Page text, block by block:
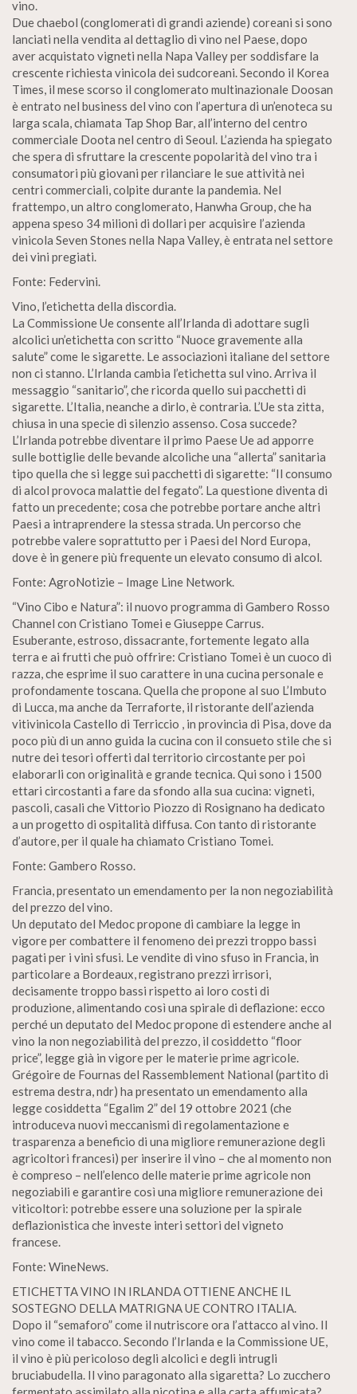
vino.
Due chaebol (conglomerati di grandi aziende) coreani si sono
lanciati nella vendita al dettaglio di vino nel Paese, dopo
aver acquistato vigneti nella Napa Valley per soddisfare la
crescente richiesta vinicola dei sudcoreani. Secondo il Korea
Times, il mese scorso il conglomerato multinazionale Doosan
è entrato nel business del vino con l’apertura di un’enoteca su
larga scala, chiamata Tap Shop Bar, all’interno del centro
commerciale Doota nel centro di Seoul. L’azienda ha spiegato
che spera di sfruttare la crescente popolarità del vino tra i
consumatori più giovani per rilanciare le sue attività nei
centri commerciali, colpite durante la pandemia. Nel
frattempo, un altro conglomerato, Hanwha Group, che ha
appena speso 34 milioni di dollari per acquisire l’azienda
vinicola Seven Stones nella Napa Valley, è entrata nel settore
dei vini pregiati.
Fonte: Federvini.
Vino, l’etichetta della discordia.
La Commissione Ue consente all’Irlanda di adottare sugli
alcolici un’etichetta con scritto “Nuoce gravemente alla
salute” come le sigarette. Le associazioni italiane del settore
non ci stanno. L’Irlanda cambia l’etichetta sul vino. Arriva il
messaggio “sanitario”, che ricorda quello sui pacchetti di
sigarette. L’Italia, neanche a dirlo, è contraria. L’Ue sta zitta,
chiusa in una specie di silenzio assenso. Cosa succede?
L’Irlanda potrebbe diventare il primo Paese Ue ad apporre
sulle bottiglie delle bevande alcoliche una “allerta” sanitaria
tipo quella che si legge sui pacchetti di sigarette: “Il consumo
di alcol provoca malattie del fegato”. La questione diventa di
fatto un precedente; cosa che potrebbe portare anche altri
Paesi a intraprendere la stessa strada. Un percorso che
potrebbe valere soprattutto per i Paesi del Nord Europa,
dove è in genere più frequente un elevato consumo di alcol.
Fonte: AgroNotizie – Image Line Network.
“Vino Cibo e Natura”: il nuovo programma di Gambero Rosso
Channel con Cristiano Tomei e Giuseppe Carrus.
Esuberante, estroso, dissacrante, fortemente legato alla
terra e ai frutti che può offrire: Cristiano Tomei è un cuoco di
razza, che esprime il suo carattere in una cucina personale e
profondamente toscana. Quella che propone al suo L’Imbuto
di Lucca, ma anche da Terraforte, il ristorante dell’azienda
vitivinicola Castello di Terriccio , in provincia di Pisa, dove da
poco più di un anno guida la cucina con il consueto stile che si
nutre dei tesori offerti dal territorio circostante per poi
elaborarli con originalità e grande tecnica. Qui sono i 1500
ettari circostanti a fare da sfondo alla sua cucina: vigneti,
pascoli, casali che Vittorio Piozzo di Rosignano ha dedicato
a un progetto di ospitalità diffusa. Con tanto di ristorante
d’autore, per il quale ha chiamato Cristiano Tomei.
Fonte: Gambero Rosso.
Francia, presentato un emendamento per la non negoziabilità
del prezzo del vino.
Un deputato del Medoc propone di cambiare la legge in
vigore per combattere il fenomeno dei prezzi troppo bassi
pagati per i vini sfusi. Le vendite di vino sfuso in Francia, in
particolare a Bordeaux, registrano prezzi irrisori,
decisamente troppo bassi rispetto ai loro costi di
produzione, alimentando così una spirale di deflazione: ecco
perché un deputato del Medoc propone di estendere anche al
vino la non negoziabilità del prezzo, il cosiddetto “floor
price”, legge già in vigore per le materie prime agricole.
Grégoire de Fournas del Rassemblement National (partito di
estrema destra, ndr) ha presentato un emendamento alla
legge cosiddetta “Egalim 2” del 19 ottobre 2021 (che
introduceva nuovi meccanismi di regolamentazione e
trasparenza a beneficio di una migliore remunerazione degli
agricoltori francesi) per inserire il vino – che al momento non
è compreso – nell’elenco delle materie prime agricole non
negoziabili e garantire così una migliore remunerazione dei
viticoltori: potrebbe essere una soluzione per la spirale
deflazionistica che investe interi settori del vigneto
francese.
Fonte: WineNews.
ETICHETTA VINO IN IRLANDA OTTIENE ANCHE IL
SOSTEGNO DELLA MATRIGNA UE CONTRO ITALIA.
Dopo il “semaforo” come il nutriscore ora l’attacco al vino. Il
vino come il tabacco. Secondo l’Irlanda e la Commissione UE,
il vino è più pericoloso degli alcolici e degli intrugli
bruciabudella. Il vino paragonato alla sigaretta? Lo zucchero